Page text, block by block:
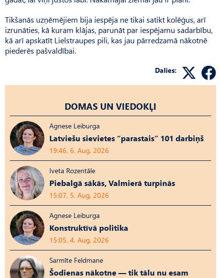
Tikšanās uzņēmējiem bija iespēja ne tikai satikt kolēģus, arī
izrunāties, kā kuram klājas, parunāt par iespējamu sadarbību,
kā arī apskatīt Lielstraupes pili, kas jau pārredzamā nākotnē
piederēs pašvaldībai.
Dalies:
DOMAS UN VIEDOKĻI
Agnese Leiburga
Latviešu sievietes “parastais” 101 darbiņš
19:46, 6. Aug, 2026
Iveta Rozentāle
Piebalgā sākās, Valmierā turpinās
15:07, 5. Aug, 2026
Agnese Leiburga
Konstruktīvā politika
15:05, 4. Aug, 2026
Sarmīte Feldmane
Šodienas nākotne — tik tālu nu esam